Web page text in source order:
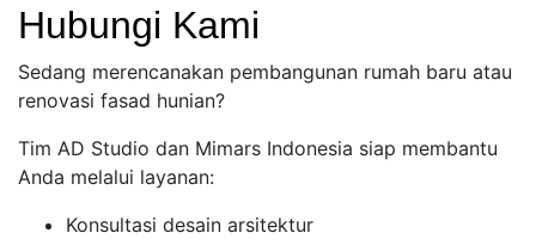
Hubungi Kami
Sedang merencanakan pembangunan rumah baru atau
renovasi fasad hunian?
Tim AD Studio dan Mimars Indonesia siap membantu
Anda melalui layanan:
Konsultasi desain arsitektur